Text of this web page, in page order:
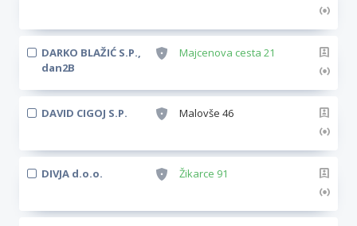
DARKO BLAŽIĆ S.P.,
dan2B
Majcenova cesta 21
DAVID CIGOJ S.P. Malovše 46
DIVJA d.o.o. Žikarce 91